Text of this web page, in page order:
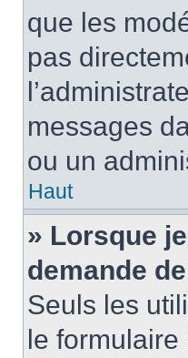
que les
pas
messages
ou un
Haut
» Lorsque
demande
Seuls les
le formulaire